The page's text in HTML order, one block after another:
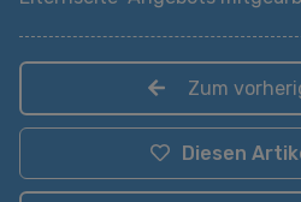
Zum
Diesen